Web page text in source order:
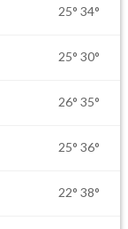
25° 34°
25° 30°
26° 35°
25° 36°
22° 38°